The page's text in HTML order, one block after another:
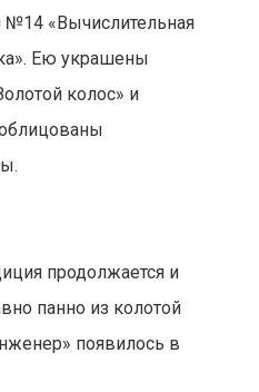
«Вычислительная
Ею украшены
колос» и
продолжается и
панно из колотой
появилось в